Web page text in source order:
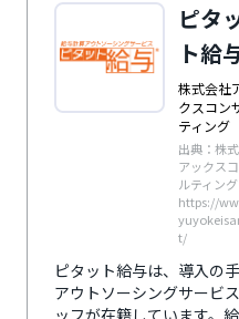
ピタ
ト給
株式会社
クスコン
ティング
出典：株
アックス
ルティング
https://
t/
ピタット給与は、導入の
アウトソーシングサービ